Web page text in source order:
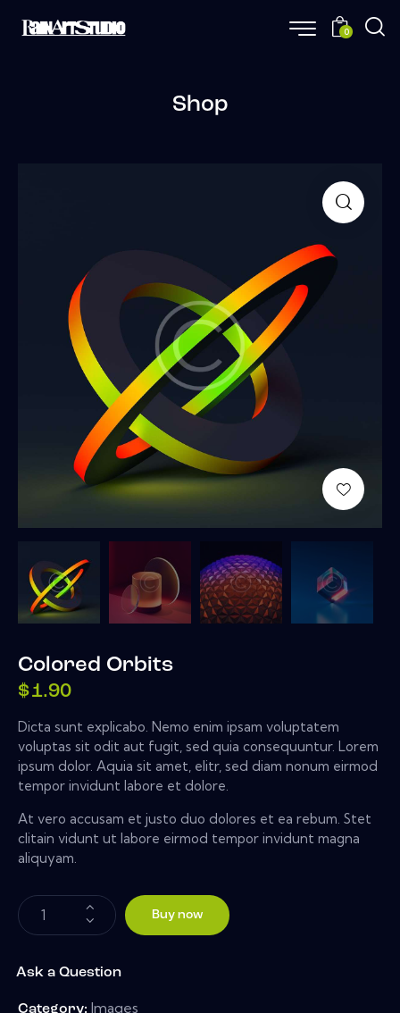
0
Shop
Colored Orbits
$1.90
Dicta sunt explicabo. Nemo enim ipsam voluptatem
voluptas sit odit aut fugit, sed quia consequuntur. Lorem
ipsum dolor. Aquia sit amet, elitr, sed diam nonum eirmod
tempor invidunt labore et dolore.
At vero accusam et justo duo dolores et ea rebum. Stet
clitain vidunt ut labore eirmod tempor invidunt magna
aliquyam.
Buy now
Ask a Question
Category: Images